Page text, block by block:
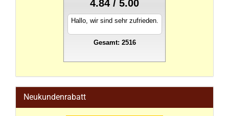
4.84 / 5.00
Hallo, wir sind sehr zufrieden.
Gesamt: 2516
Neukundenrabatt